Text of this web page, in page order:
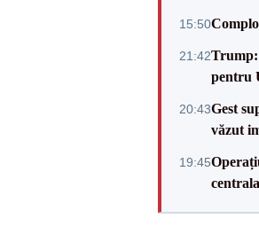
15:50
21:42Trump:
pentru
20:43Gest
văzut
19:45